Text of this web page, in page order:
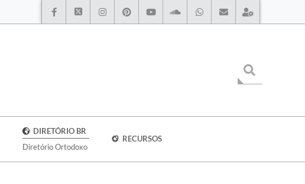
DIRETÓRIO BR
Diretório Ortodoxo
RECURSOS